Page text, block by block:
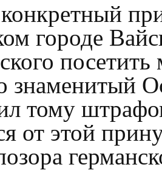
городе
знаменитый
тому
от этой